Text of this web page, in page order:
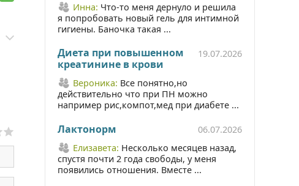
Инна: Что-то меня дернуло и решила
я попробовать новый гель для интимной
гигиены. Баночка такая ...
Диета при повышенном
креатинине в крови
19.07.2026
Вероника: Все понятно,но
действительно что при ПН можно
например рис,компот,мед при диабете ...
Лактонорм
06.07.2026
Елизавета: Несколько месяцев назад,
спустя почти 2 года свободы, у меня
появились отношения. Вместе ...